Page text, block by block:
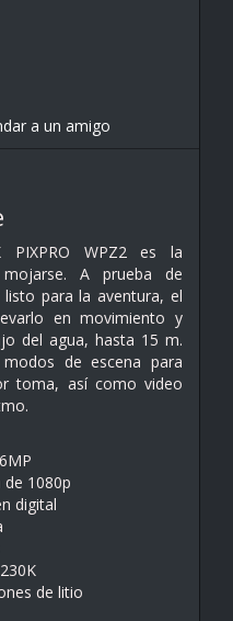
a un amigo
PIXPRO WPZ2 es la
A prueba de
para la aventura, el
en movimiento y
del agua, hasta 15 m.
de escena para
toma, así como video
1080p
digital
de litio